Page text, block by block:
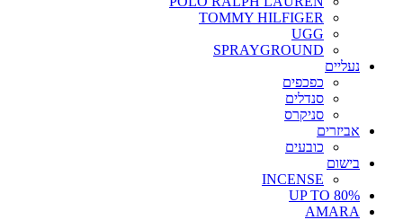
TOMMY HILFIGER
UGG
SPRAYGROUND
נעליים
כפכפים
סנדלים
סניקרס
אביזרים
כובעים
בישום
INCENSE
UP TO 80%
AMARA